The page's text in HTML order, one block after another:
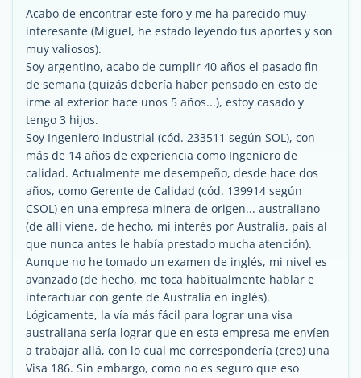
Acabo de encontrar este foro y me ha parecido muy
interesante (Miguel, he estado leyendo tus aportes y son
muy valiosos).
Soy argentino, acabo de cumplir 40 años el pasado fin
de semana (quizás debería haber pensado en esto de
irme al exterior hace unos 5 años...), estoy casado y
tengo 3 hijos.
Soy Ingeniero Industrial (cód. 233511 según SOL), con
más de 14 años de experiencia como Ingeniero de
calidad. Actualmente me desempeño, desde hace dos
años, como Gerente de Calidad (cód. 139914 según
CSOL) en una empresa minera de origen... australiano
(de allí viene, de hecho, mi interés por Australia, país al
que nunca antes le había prestado mucha atención).
Aunque no he tomado un examen de inglés, mi nivel es
avanzado (de hecho, me toca habitualmente hablar e
interactuar con gente de Australia en inglés).
Lógicamente, la vía más fácil para lograr una visa
australiana sería lograr que en esta empresa me envíen
a trabajar allá, con lo cual me correspondería (creo) una
Visa 186. Sin embargo, como no es seguro que eso